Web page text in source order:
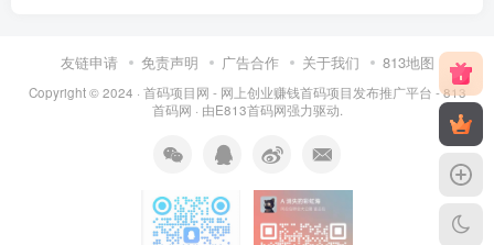
友链申请 免责声明 广告合作 关于我们 813地图
Copyright © 2024 · 首码项目网 - 网上创业赚钱首码项目发布推广平台 - 813
首码网 · 由E813首码网强力驱动.